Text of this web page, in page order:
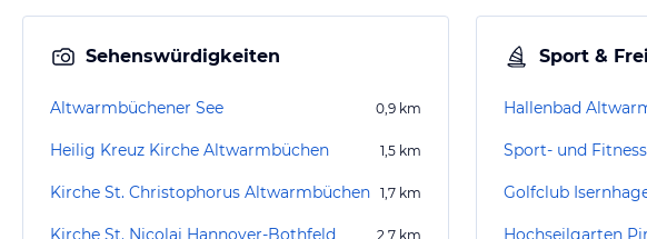
Sehenswürdigkeiten
Altwarmbüchener See 0,9 km
Heilig Kreuz Kirche Altwarmbüchen 1,5 km
Kirche St. Christophorus Altwarmbüchen 1,7 km
Kirche St. Nicolai Hannover-Bothfeld 2,7 km
Sport &
Hallenbad
Sport- und
Golfclub
Hochseilgarten